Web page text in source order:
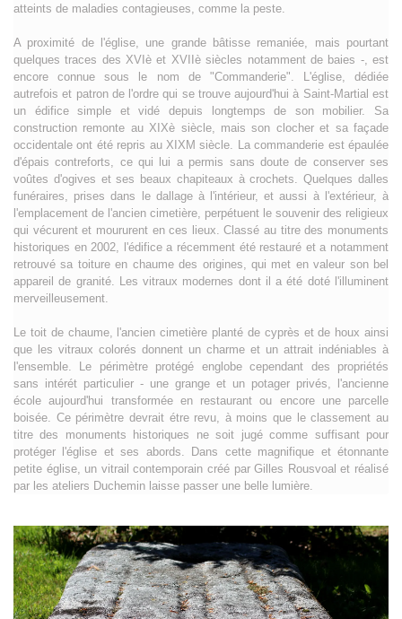
atteints de maladies contagieuses, comme la peste.
A proximité de l'église, une grande bâtisse remaniée, mais pourtant
quelques traces des XVIè et XVIIè siècles notamment de baies -, est
encore connue sous le nom de "Commanderie". L'église, dédiée
autrefois et patron de l'ordre qui se trouve aujourd'hui à Saint-Martial est
un édifice simple et vidé depuis longtemps de son mobilier. Sa
construction remonte au XIXè siècle, mais son clocher et sa façade
occidentale ont été repris au XIXM siècle. La commanderie est épaulée
d'épais contreforts, ce qui lui a permis sans doute de conserver ses
voûtes d'ogives et ses beaux chapiteaux à crochets. Quelques dalles
funéraires, prises dans le dallage à l'intérieur, et aussi à l'extérieur, à
l'emplacement de l'ancien cimetière, perpétuent le souvenir des religieux
qui vécurent et moururent en ces lieux. Classé au titre des monuments
historiques en 2002, l'édifice a récemment été restauré et a notamment
retrouvé sa toiture en chaume des origines, qui met en valeur son bel
appareil de granité. Les vitraux modernes dont il a été doté l'illuminent
merveilleusement.
Le toit de chaume, l'ancien cimetière planté de cyprès et de houx ainsi
que les vitraux colorés donnent un charme et un attrait indéniables à
l'ensemble. Le périmètre protégé englobe cependant des propriétés
sans intérét particulier - une grange et un potager privés, l'ancienne
école aujourd'hui transformée en restaurant ou encore une parcelle
boisée. Ce périmètre devrait étre revu, à moins que le classement au
titre des monuments historiques ne soit jugé comme suffisant pour
protéger l'église et ses abords. Dans cette magnifique et étonnante
petite église, un vitrail contemporain créé par Gilles Rousvoal et réalisé
par les ateliers Duchemin laisse passer une belle lumière.